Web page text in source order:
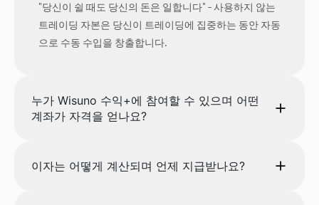
"당신이 쉴 때도 당신의 돈은 일합니다" - 사용하지 않는
트레이딩 자본은 당신이 트레이딩에 집중하는 동안 자동
으로 수동 수입을 창출합니다.
누가 Wisuno 수익+에 참여할 수 있으며 어떤
계좌가 자격을 얻나요?
이자는 어떻게 계산되며 언제 지급받나요?